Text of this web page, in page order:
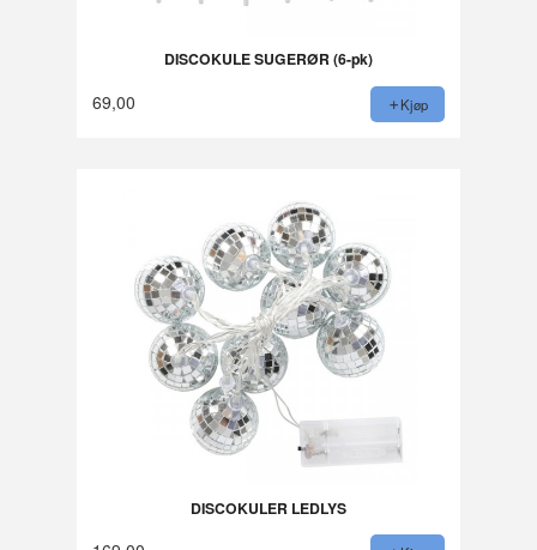
DISCOKULE SUGERØR (6-pk)
69,00 Kjøp
DISCOKULER LEDLYS